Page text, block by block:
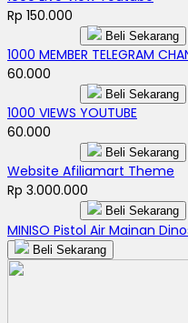
Rp 150.000
Beli Sekarang
1000 MEMBER TELEGRAM
60.000
Beli Sekarang
1000 VIEWS YOUTUBE
60.000
Beli Sekarang
Website Afiliamart Theme
Rp 3.000.000
Beli Sekarang
MINISO Pistol Air Mainan
Beli Sekarang